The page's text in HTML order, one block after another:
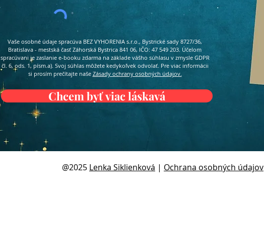
Vaše osobné údaje spracúva BEZ VYHORENIA s.r.o., Bystrické sady 8727/36,
Bratislava - mestská časť Záhorská Bystrica 841 06, IČO: 47 549 203. Účelom
spracúvani je zaslanie e-booku zdarma na základe vášho súhlasu v zmysle GDPR
čl. 6, ods. 1, písm.a). Svoj súhlas môžete kedykoľvek odvolať. Pre viac informácii
si prosím prečítajte naše Zásady ochrany osobných údajov.
Chcem byť viac láskavá
@2025 Lenka Siklienková | Ochrana osobných údajov